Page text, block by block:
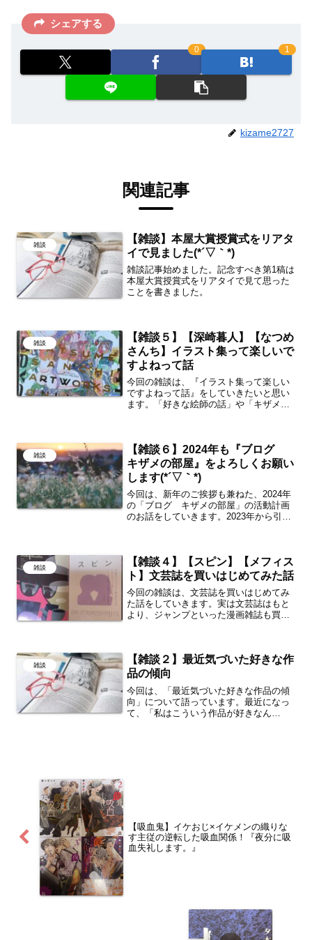
シェアする
0 1
kizame2727
関連記事
雑談
【雑談】本屋大賞授賞式をリアタ
イで見ました(*´▽｀*)
雑談記事始めました。記念すべき第1稿は
本屋大賞授賞式をリアタイで見て思った
ことを書きました。
雑談
【雑談５】【深崎暮人】【なつめ
さんち】イラスト集って楽しいで
すよねって話
今回の雑談は、『イラスト集って楽しい
ですよねって話』をしていきたいと思い
ます。「好きな絵師の話」や「キザメに
雑談
【雑談６】2024年も『ブログ
キザメの部屋』をよろしくお願い
します(*´▽｀*)
今回は、新年のご挨拶も兼ねた、2024年
の「ブログ キザメの部屋」の活動計画
のお話をしていきます。2023年から引き
雑談
【雑談４】【スピン】【メフィス
ト】文芸誌を買いはじめてみた話
今回の雑談は、文芸誌を買いはじめてみ
た話をしていきます。実は文芸誌はもと
より、ジャンプといった漫画雑誌も買う
う内容ですのでお楽しみに♪
雑談
【雑談２】最近気づいた好きな作
品の傾向
今回は、「最近気づいた好きな作品の傾
向」について語っています。最近になっ
て、「私はこういう作品が好きなん
【吸血鬼】イケおじ×イケメンの織りな
す主従の逆転した吸血関係！『夜分に吸
血失礼します。』